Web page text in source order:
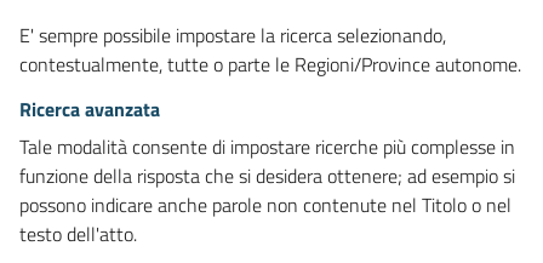
E' sempre possibile impostare la ricerca selezionando,
contestualmente, tutte o parte le Regioni/Province autonome.
Ricerca avanzata
Tale modalità consente di impostare ricerche più complesse in
funzione della risposta che si desidera ottenere; ad esempio si
possono indicare anche parole non contenute nel Titolo o nel
testo dell'atto.